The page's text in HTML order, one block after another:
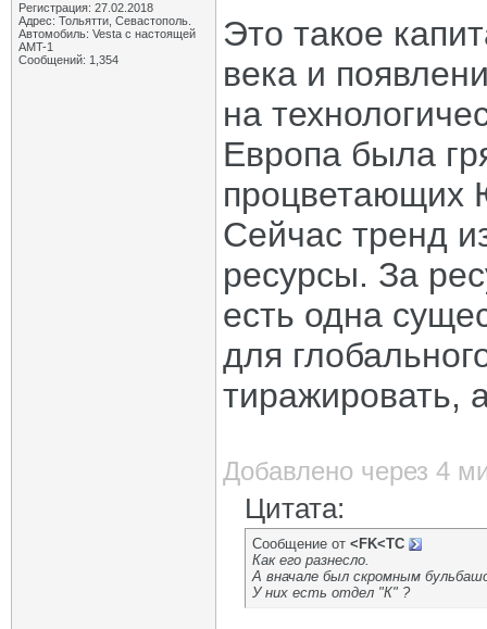
Регистрация: 27.02.2018
Адрес: Тольятти, Севастополь.
Автомобиль: Vesta с настоящей
AMT-1
Сообщений: 1,354
Это такое
века и
на
Европа была
процветающих
Сейчас тренд
ресурсы. За
есть одна
для
тиражировать,
Добавлено через 4
Цитата:
Сообщение от <FK<TC
Как его разнесло.
А вначале был скромным
У них есть отдел "К" ?